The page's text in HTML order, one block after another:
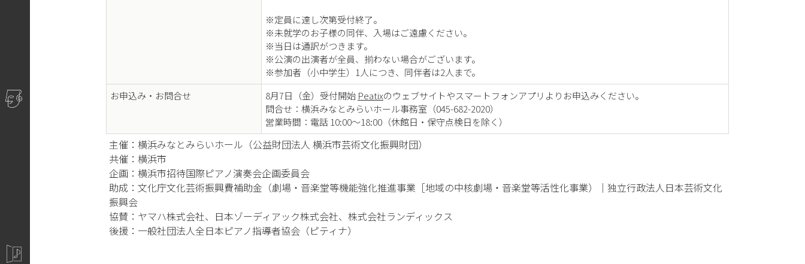
※定員に達し次第受付終了。
※未就学のお子様の同伴、入場はご遠慮ください。
※当日は通訳がつきます。
※公演の出演者が全員、揃わない場合がございます。
※参加者（小中学生）1人につき、同伴者は2人まで。
お申込み・お問合せ
8月7日（金）受付開始 Peatixのウェブサイトやスマートフォンアプリよりお申込みください。
問合せ：横浜みなとみらいホール事務室（045-682-2020）
営業時間：電話 10:00～18:00（休館日・保守点検日を除く）
主催：横浜みなとみらいホール（公益財団法人 横浜市芸術文化振興財団）
共催：横浜市
企画：横浜市招待国際ピアノ演奏会企画委員会
助成：文化庁文化芸術振興費補助金（劇場・音楽堂等機能強化推進事業［地域の中核劇場・音楽堂等活性化事業）│独立行政法人日本芸術文化
振興会
協賛：ヤマハ株式会社、日本ゾーディアック株式会社、株式会社ランディックス
後援：一般社団法人全日本ピアノ指導者協会（ピティナ）